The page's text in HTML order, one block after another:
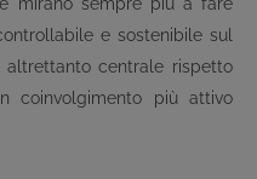
e sostenibile sul
altrettanto centrale rispetto
coinvolgimento più attivo